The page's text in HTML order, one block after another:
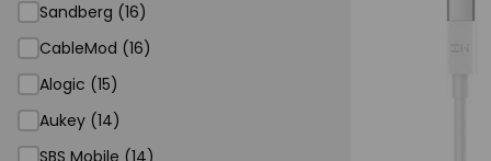
Sandberg (16)
CableMod (16)
Alogic (15)
Aukey (14)
SBS Mobile (14)